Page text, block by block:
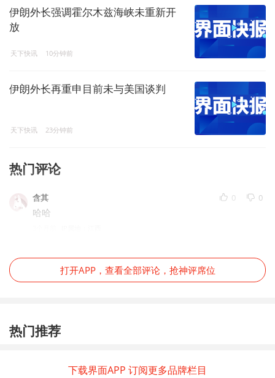
伊朗外长强调霍尔木兹海峡未重新开
放
天下快讯 10分钟前
伊朗外长再重申目前未与美国谈判
天下快讯 23分钟前
热门评论
含其 0 0
哈哈
打开APP，查看全部评论，抢神评席位
热门推荐
下载界面APP 订阅更多品牌栏目